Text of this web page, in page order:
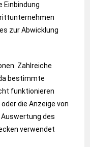
Einbindung
zur Abwicklung
Zahlreiche
bestimmte
funktionieren
die Anzeige von
Auswertung des
verwendet